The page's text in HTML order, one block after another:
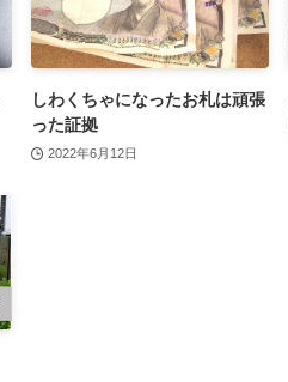
しわくちゃになったお札は頑張
った証拠
2022年6月12日